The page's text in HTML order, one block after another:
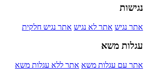
נגישות
אתר נגיש אתר לא נגיש אתר נגיש חלקית
עגלות משא
אתר עם עגלות משא אתר ללא עגלות משא